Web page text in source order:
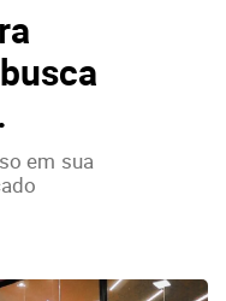
em sua